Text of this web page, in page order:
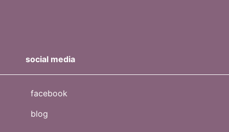
social media
facebook
blog